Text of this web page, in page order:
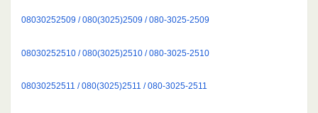
08030252509 / 080(3025)2509 / 080-3025-2509
08030252510 / 080(3025)2510 / 080-3025-2510
08030252511 / 080(3025)2511 / 080-3025-2511